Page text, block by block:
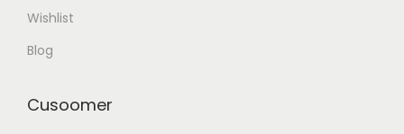
Wishlist
Blog
Cusoomer